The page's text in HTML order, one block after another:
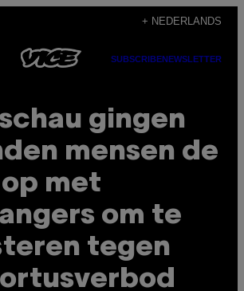
+ NEDERLANDS
SUBSCRIBENEWSLETTER
gingen
mensen de
met
om te
tegen